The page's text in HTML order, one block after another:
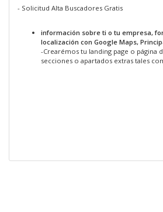
- Solicitud Alta Buscadores Gratis
información sobre ti o tu empresa,
localización con Google Maps,
-Crearémos tu landing page o página
secciones o apartados extras tales